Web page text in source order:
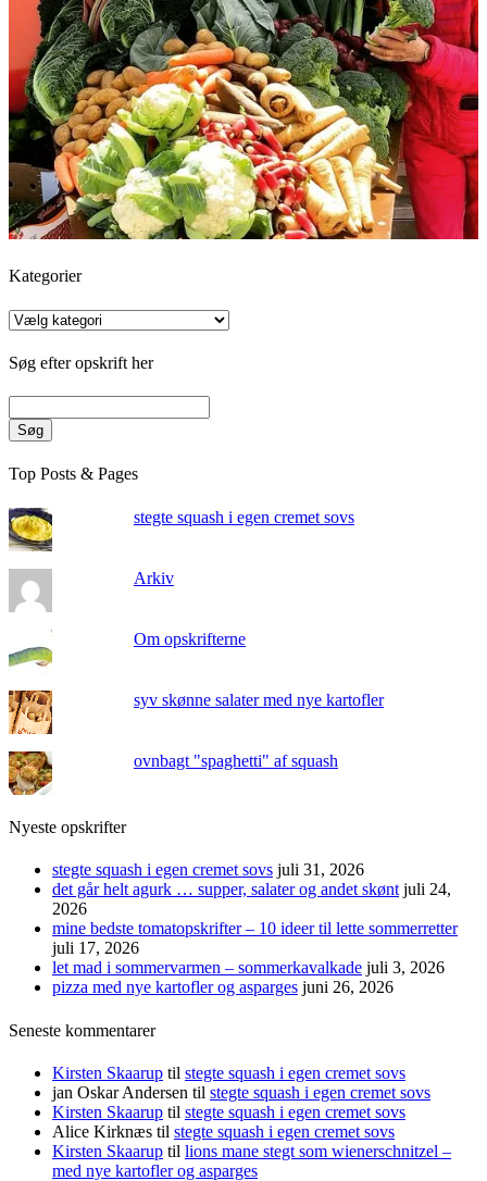
Kategorier
Kategorier
Søg efter opskrift her
Søg
Top Posts & Pages
stegte squash i egen cremet sovs
Arkiv
Om opskrifterne
syv skønne salater med nye kartofler
ovnbagt "spaghetti" af squash
Nyeste opskrifter
stegte squash i egen cremet sovs juli 31, 2026
det går helt agurk … supper, salater og andet skønt juli 24,
2026
mine bedste tomatopskrifter – 10 ideer til lette sommerretter
juli 17, 2026
let mad i sommervarmen – sommerkavalkade juli 3, 2026
pizza med nye kartofler og asparges juni 26, 2026
Seneste kommentarer
Kirsten Skaarup til stegte squash i egen cremet sovs
jan Oskar Andersen til stegte squash i egen cremet sovs
Kirsten Skaarup til stegte squash i egen cremet sovs
Alice Kirknæs til stegte squash i egen cremet sovs
Kirsten Skaarup til lions mane stegt som wienerschnitzel –
med nye kartofler og asparges